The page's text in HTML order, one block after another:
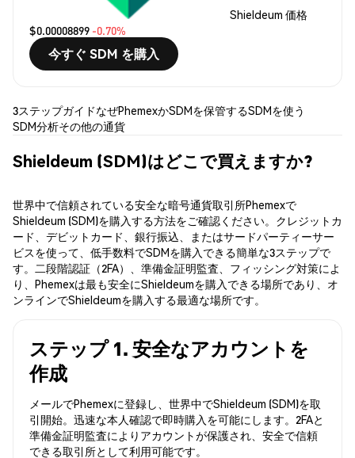
Shieldeum 価格
$0.00008899 -0.70%
今すぐ SDM を購入
3ステップガイドなぜPhemexかSDMを保管するSDMを使う
SDM分析その他の通貨
Shieldeum (SDM)はどこで買えますか?
世界中で信頼されている安全な暗号通貨取引所Phemexで
Shieldeum (SDM)を購入する方法をご確認ください。クレジットカ
ード、デビットカード、銀行振込、またはサードパーティーサー
ビスを使って、低手数料でSDMを購入できる簡単な3ステップで
す。二段階認証（2FA）、準備金証明監査、フィッシング対策によ
り、Phemexは最も安全にShieldeumを購入できる場所であり、オ
ンラインでShieldeumを購入する最適な場所です。
ステップ 1. 安全なアカウントを
作成
メールでPhemexに登録し、世界中でShieldeum (SDM)を取
引開始。迅速な本人確認で即時購入を可能にします。2FAと
準備金証明監査によりアカウントが保護され、安全で信頼
できる取引所として利用可能です。